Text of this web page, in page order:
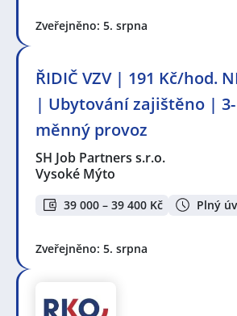
Zveřejněno: 5. srpna
ŘIDIČ VZV | 191 Kč/hod.
| Ubytování zajištěno | 3-
měnný provoz
SH Job Partners s.r.o.
Vysoké Mýto
39 000 – 39 400 Kč Plný
Zveřejněno: 5. srpna